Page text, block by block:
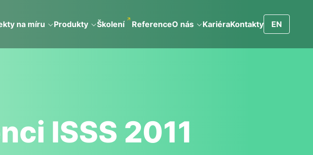
na míru Produkty Školení ReferenceO nás KariéraKontakty EN
ISSS 2011